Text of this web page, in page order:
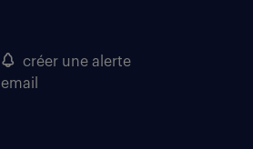
créer une alerte
email